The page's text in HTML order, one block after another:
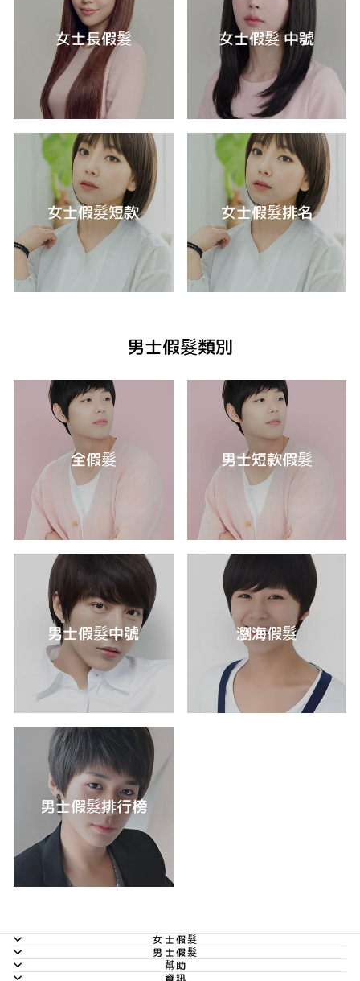
女士長假髮 女士假髮 中號
女士假髮短款 女士假髮排名
男士假髮類別
全假髮 男士短款假髮
男士假髮中號 瀏海假髮
男士假髮排行榜
女士假髮
男士假髮
幫助
資訊